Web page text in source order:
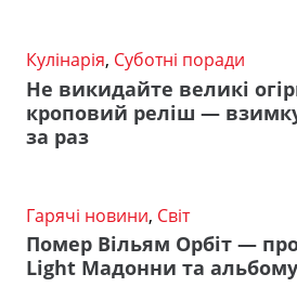
Кулінарія, Суботні поради
Не викидайте великі
кроповий реліш —
за раз
Гарячі новини, Світ
Помер Вільям Орбіт —
Light Мадонни та альбому